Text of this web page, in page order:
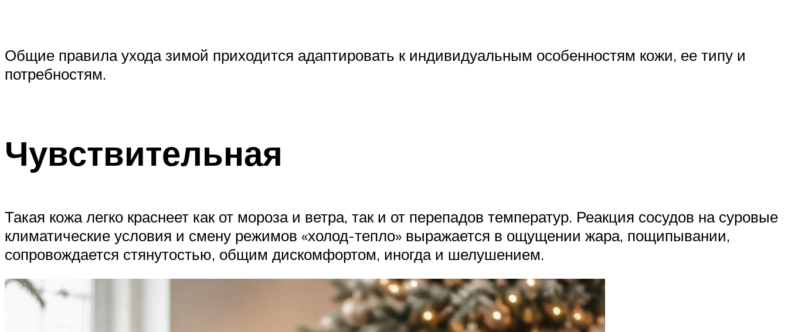
Общие правила ухода зимой приходится адаптировать к индивидуальным особенностям кожи, ее типу и
потребностям.
Чувствительная
Такая кожа легко краснеет как от мороза и ветра, так и от перепадов температур. Реакция сосудов на суровые
климатические условия и смену режимов «холод-тепло» выражается в ощущении жара, пощипывании,
сопровождается стянутостью, общим дискомфортом, иногда и шелушением.